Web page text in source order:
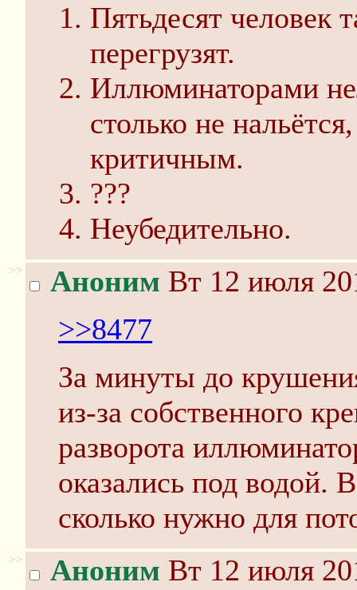
Пятьдесят человек
перегрузят.
Иллюминаторами
столько не
критичным.
???
Неубедительно.
>> Аноним Вт 12 июля
>>8477
За минуты до
из-за собственного
разворота
оказались под водой.
сколько нужно для
>> Аноним Вт 12 июля